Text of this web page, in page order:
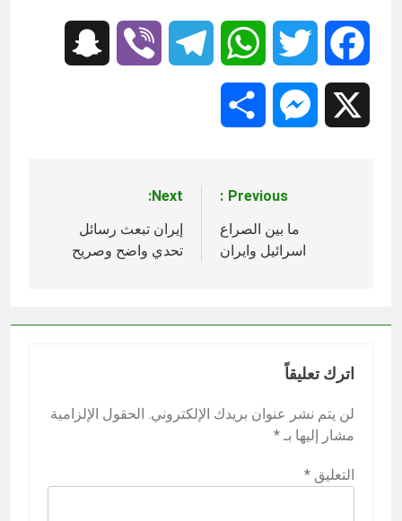
Facebook
Twitter
WhatsApp
Telegram
Viber
Messenger
المقالات
Previous:
ما بين الصراع
اسرائيل وايران
Next:
إيران تبعث رسائل
تحدي واضح وصريح
اترك تعليقاً
لن يتم نشر عنوان بريدك الإلكتروني. الحقول الإلزامية
مشار إليها بـ *
التعليق *